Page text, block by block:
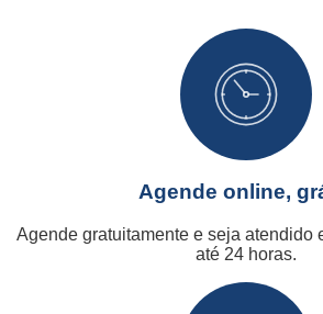
Agende online,
Agende gratuitamente e seja atendido
até 24 horas.